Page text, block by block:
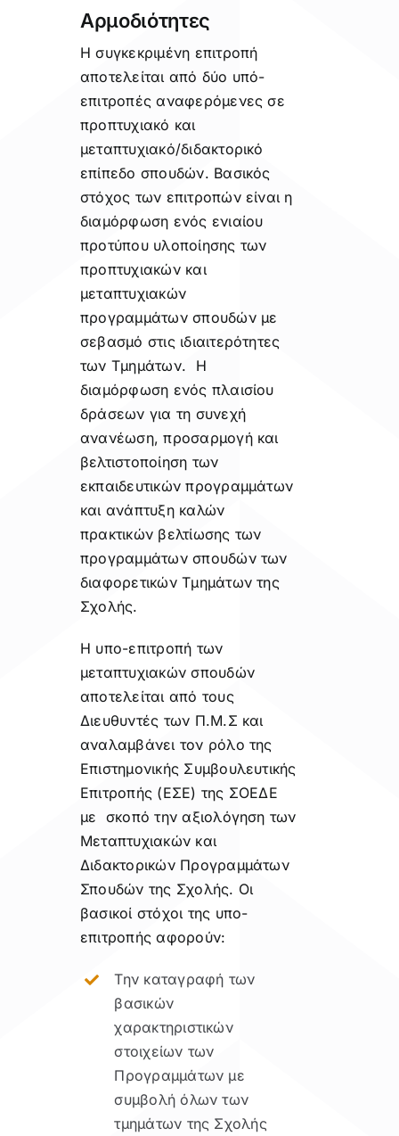
Αρμοδιότητες
Η συγκεκριμένη επιτροπή
αποτελείται από δύο υπό-
επιτροπές αναφερόμενες σε
προπτυχιακό και
μεταπτυχιακό/διδακτορικό
επίπεδο σπουδών. Βασικός
στόχος των επιτροπών είναι η
διαμόρφωση ενός ενιαίου
προτύπου υλοποίησης των
προπτυχιακών και
μεταπτυχιακών
προγραμμάτων σπουδών με
σεβασμό στις ιδιαιτερότητες
των Τμημάτων. Η
διαμόρφωση ενός πλαισίου
δράσεων για τη συνεχή
ανανέωση, προσαρμογή και
βελτιστοποίηση των
εκπαιδευτικών προγραμμάτων
και ανάπτυξη καλών
πρακτικών βελτίωσης των
προγραμμάτων σπουδών των
διαφορετικών Τμημάτων της
Σχολής.
Η υπο-επιτροπή των
μεταπτυχιακών σπουδών
αποτελείται από τους
Διευθυντές των Π.Μ.Σ και
αναλαμβάνει τον ρόλο της
Επιστημονικής Συμβουλευτικής
Επιτροπής (ΕΣΕ) της ΣΟΕΔΕ
με σκοπό την αξιολόγηση των
Μεταπτυχιακών και
Διδακτορικών Προγραμμάτων
Σπουδών της Σχολής. Οι
βασικοί στόχοι της υπο-
επιτροπής αφορούν:
Την καταγραφή των
βασικών
χαρακτηριστικών
στοιχείων των
Προγραμμάτων με
συμβολή όλων των
τμημάτων της Σχολής